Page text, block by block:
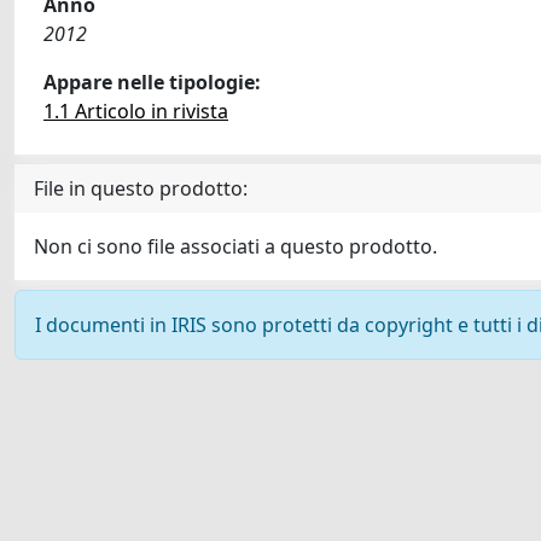
2012
Appare nelle tipologie:
1.1 Articolo in rivista
File in questo prodotto:
Non ci sono file associati a questo prodotto.
I documenti in IRIS sono protetti da copyright e tutti i